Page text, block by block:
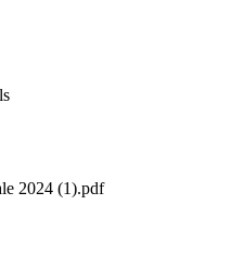
2024 (1).pdf